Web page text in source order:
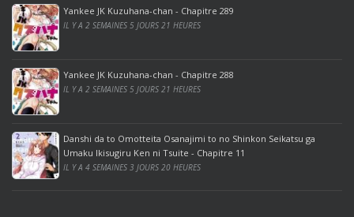
r
o
o
ff
i
c
e
2
0
1
Yankee JK Kuzuhana-chan - Chapitre 289
IL Y A 2 SEMAINES 5 JOURS 21 HEURES
Yankee JK Kuzuhana-chan - Chapitre 288
IL Y A 2 SEMAINES 5 JOURS 21 HEURES
Danshi da to Omotteita Osanajimi to no Shinkon Seikatsu ga
Umaku Ikisugiru Ken ni Tsuite - Chapitre 11
IL Y A 4 SEMAINES 3 JOURS 20 HEURES